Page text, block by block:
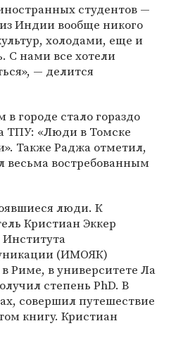
студентов —
Индии вообще никого
холодами, еще и
С нами все хотели
— делится
городе стало гораздо
ТПУ: «Люди в Томске
Также Раджа отметил,
весьма востребованным
люди. К
Кристиан Эккер
Института
(ИМОЯК)
Риме, в университете Ла
степень PhD. В
совершил путешествие
книгу. Кристиан